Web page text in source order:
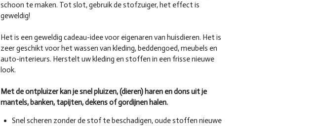
schoon te maken. Tot slot, gebruik de stofzuiger, het effect is
geweldig!
Het is een geweldig cadeau-idee voor eigenaren van huisdieren. Het is
zeer geschikt voor het wassen van kleding, beddengoed, meubels en
auto-interieurs. Herstelt uw kleding en stoffen in een frisse nieuwe
look.
Met de ontpluizer kan je snel pluizen, (dieren) haren en dons uit je
mantels, banken, tapijten, dekens of gordijnen halen.
Snel scheren zonder de stof te beschadigen, oude stoffen nieuwe